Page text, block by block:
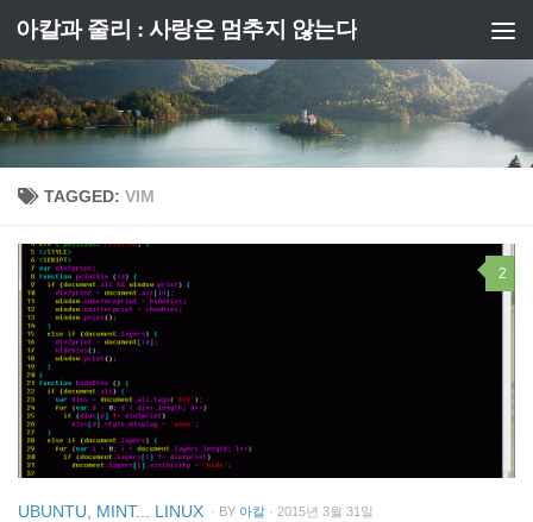
Skip to content
아칼과 줄리 : 사랑은 멈추지 않는다
TAGGED: VIM
2
UBUNTU, MINT... LINUX · BY 아칼 · 2015년 3월 31일